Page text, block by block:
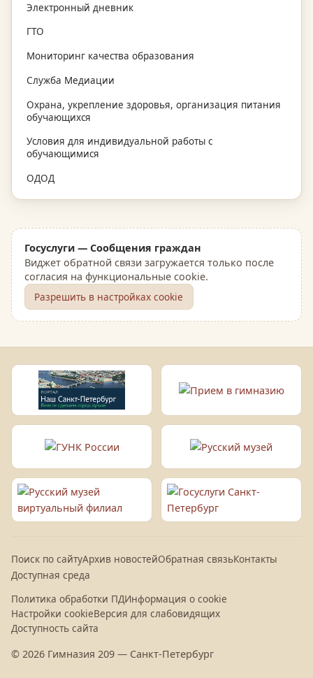
Электронный дневник
ГТО
Мониторинг качества образования
Служба Медиации
Охрана, укрепление здоровья, организация питания
обучающихся
Условия для индивидуальной работы с
обучающимися
ОДОД
Госуслуги — Сообщения граждан
Виджет обратной связи загружается только после
согласия на функциональные cookie.
Разрешить в настройках cookie
Поиск по сайтуАрхив новостейОбратная связьКонтакты
Доступная среда
Политика обработки ПДИнформация о cookie
Настройки cookieВерсия для слабовидящих
Доступность сайта
© 2026 Гимназия 209 — Санкт-Петербург